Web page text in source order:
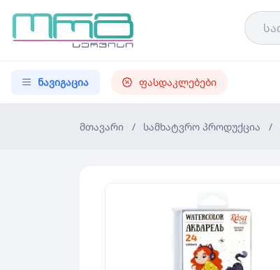
ნავიგაცია ფასდაკლებები
მთავარი / სამხატვრო პროდუქცია /